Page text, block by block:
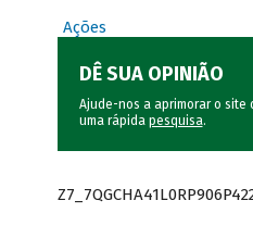
Ações
DÊ SUA OPINIÃO
Ajude-nos a aprimorar o site
uma rápida pesquisa.